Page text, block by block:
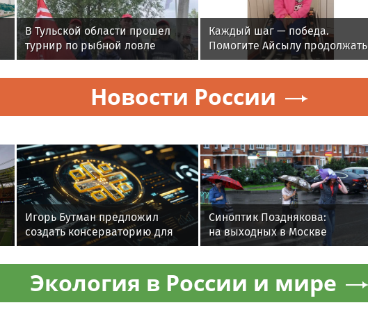
В Тульской области прошел
турнир по рыбной ловле
среди команд
железнодорожников
Каждый шаг — победа.
Помогите Айсылу продолжать
реабилитацию
Новости России
Игорь Бутман предложил
создать консерваторию для
джаза в России
Синоптик Позднякова:
на выходных в Москве
ожидаются дожди
и похолодание
Экология в России и мире